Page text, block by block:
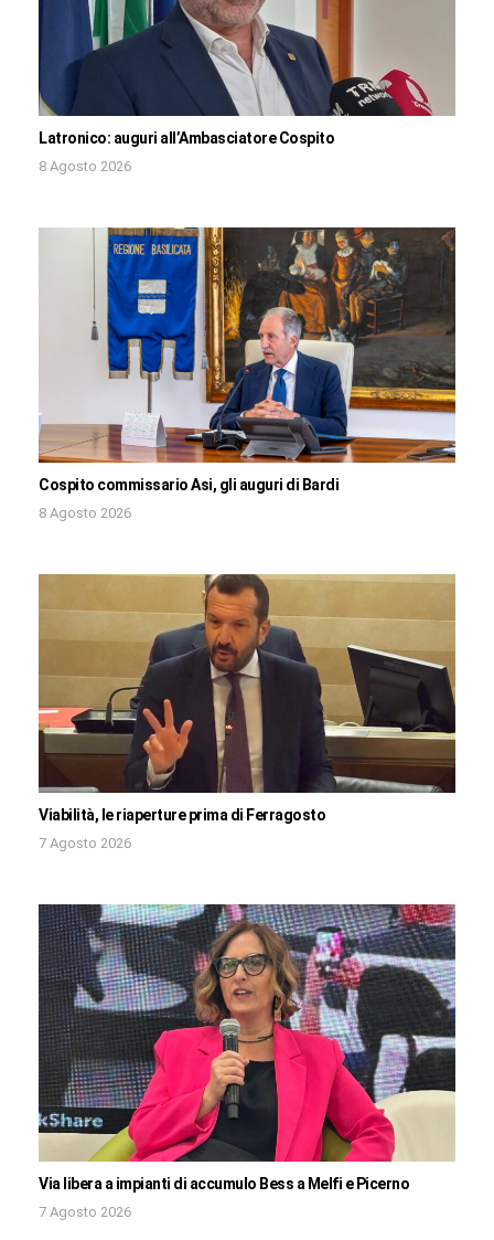
Latronico: auguri all’Ambasciatore Cospito
8 Agosto 2026
Cospito commissario Asi, gli auguri di Bardi
8 Agosto 2026
Viabilità, le riaperture prima di Ferragosto
7 Agosto 2026
Via libera a impianti di accumulo Bess a Melfi e Picerno
7 Agosto 2026